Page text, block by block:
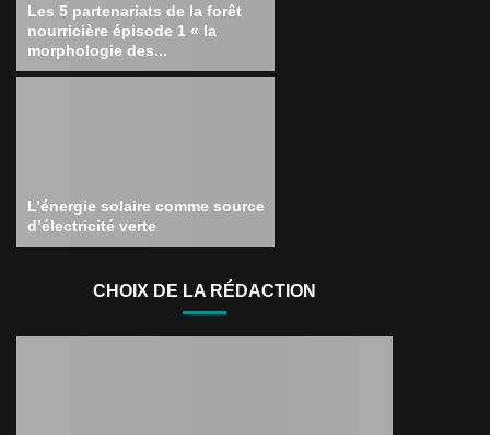
Les 5 partenariats de la forêt
nourricière épisode 1 « la
morphologie des...
L’énergie solaire comme source
d’électricité verte
CHOIX DE LA RÉDACTION